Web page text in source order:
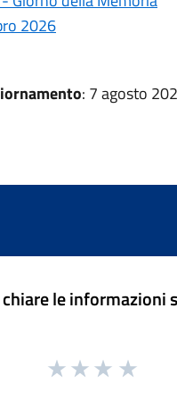
2026
: 7 agosto
le informazioni